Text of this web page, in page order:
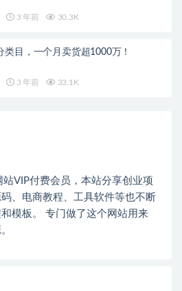
3 年前 30.3K
类目，一个月卖货超1000万！
3 年前 33.1K
站VIP付费会员，本站分享创业项
、电商教程、工具软件等也不断
模板。 专门做了这个网站用来